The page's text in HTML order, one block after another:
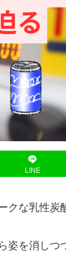
LINE
クな乳性炭
を消しつ